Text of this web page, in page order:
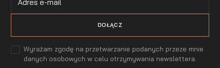
Wyrażam zgodę na przetwarzanie podanych przeze mnie
danych osobowych w celu otrzymywania newslettera.